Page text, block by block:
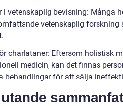
i vetenskaplig bevisning: Många
vetenskaplig forskning
charlataner: Eftersom holistisk
medicin, kan det finnas
behandlingar för att sälja